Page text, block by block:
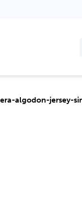
algodon-jersey-